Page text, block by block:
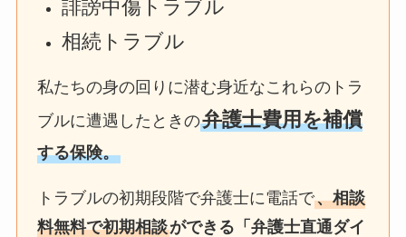
誹謗中傷トラブル
相続トラブル
私たちの身の回りに潜む身近なこれらのトラ
ブルに遭遇したときの弁護士費用を補償
する保険。
トラブルの初期段階で弁護士に電話で、相談
料無料で初期相談ができる「弁護士直通ダイ